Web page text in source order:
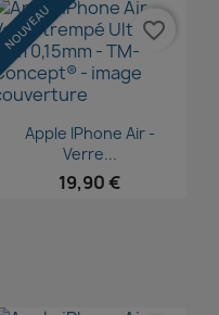
Aperçu rapide
Apple IPhone Air -
Verre...
19,90 €
NOUVEAU favorite_border